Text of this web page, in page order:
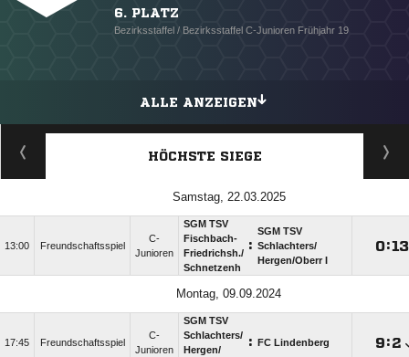
6. PLATZ
Bezirksstaffel / Bezirksstaffel C-Junioren Frühjahr 19
ALLE ANZEIGEN
HÖCHSTE SIEGE
Samstag, 22.03.2025
13:00 Freundschaftsspiel
C-
Junioren
SGM TSV
Fischbach-
Friedrichsh./​
Schnetzenh
:
SGM TSV
Schlachters/​
Hergen/​Oberr I
:
Montag, 09.09.2024
17:45 Freundschaftsspiel
C-
Junioren
SGM TSV
Schlachters/​
Hergen/​
: FC Lindenberg :